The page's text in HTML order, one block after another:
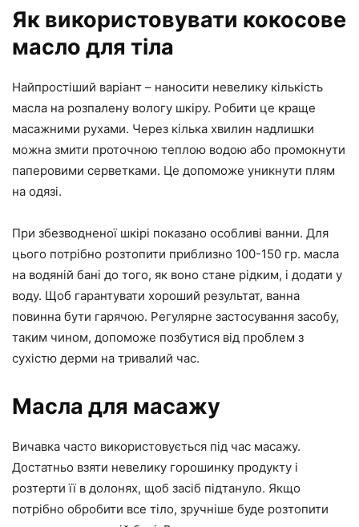
Як використовувати кокосове
масло для тіла
Найпростіший варіант – наносити невелику кількість
масла на розпалену вологу шкіру. Робити це краще
масажними рухами. Через кілька хвилин надлишки
можна змити проточною теплою водою або промокнути
паперовими серветками. Це допоможе уникнути плям
на одязі.
При збезводненої шкірі показано особливі ванни. Для
цього потрібно розтопити приблизно 100-150 гр. масла
на водяній бані до того, як воно стане рідким, і додати у
воду. Щоб гарантувати хороший результат, ванна
повинна бути гарячою. Регулярне застосування засобу,
таким чином, допоможе позбутися від проблем з
сухістю дерми на тривалий час.
Масла для масажу
Вичавка часто використовується під час масажу.
Достатньо взяти невелику горошинку продукту і
розтерти її в долонях, щоб засіб підтануло. Якщо
потрібно обробити все тіло, зручніше буде розтопити